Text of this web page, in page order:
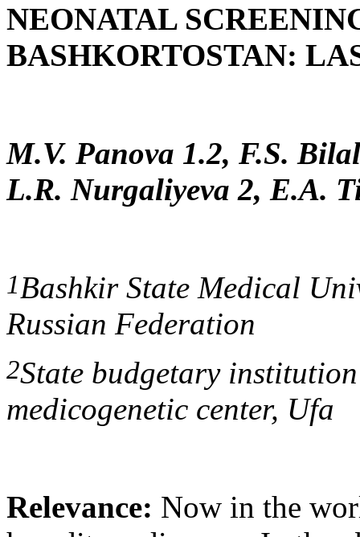
NEONATAL
BASHKORTOSTAN:
M.V. Panova 1.2, F.S.
L.R. Nurgaliyeva 2, E.A.
1Bashkir State Medical
Russian Federation
2State budgetary
medicogenetic center, Ufa
Relevance: Now in the